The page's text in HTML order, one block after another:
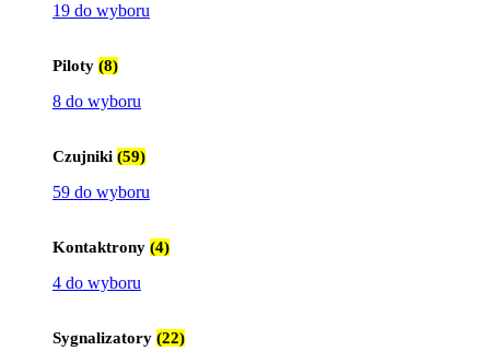
19 do wyboru
Piloty (8)
8 do wyboru
Czujniki (59)
59 do wyboru
Kontaktrony (4)
4 do wyboru
Sygnalizatory (22)